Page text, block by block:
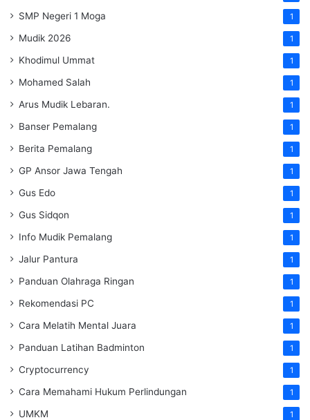
SMP Negeri 1 Moga 1
Mudik 2026 1
Khodimul Ummat 1
Mohamed Salah 1
Arus Mudik Lebaran. 1
Banser Pemalang 1
Berita Pemalang 1
GP Ansor Jawa Tengah 1
Gus Edo 1
Gus Sidqon 1
Info Mudik Pemalang 1
Jalur Pantura 1
Panduan Olahraga Ringan 1
Rekomendasi PC 1
Cara Melatih Mental Juara 1
Panduan Latihan Badminton 1
Cryptocurrency 1
Cara Memahami Hukum Perlindungan 1
UMKM 1